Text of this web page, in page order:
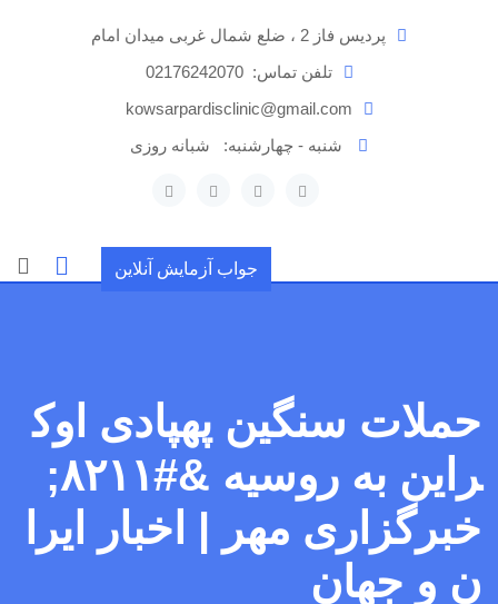
پردیس فاز 2 ، ضلع شمال غربی میدان امام
تلفن تماس:02176242070
kowsarpardisclinic@gmail.com
شنبه - چهارشنبه:
شبانه روزی
جواب آزمایش آنلاین
حملات سنگین پهپادی اوک
راین به روسیه &#۸۲۱۱;
خبرگزاری مهر | اخبار ایرا
ن و جهان